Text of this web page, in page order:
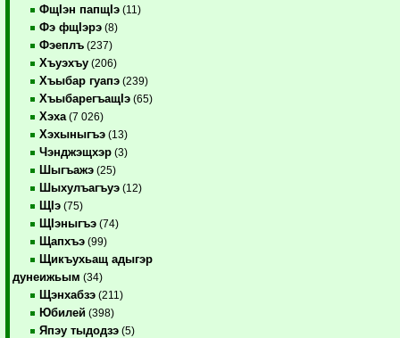
ФщIэн папщIэ (11)
Фэ фщIэрэ (8)
Фэеплъ (237)
Хъуэхъу (206)
Хъыбар гуапэ (239)
ХъыбарегъащIэ (65)
Хэха (7 026)
Хэхыныгъэ (13)
Чэнджэщхэр (3)
Шыгъажэ (25)
Шыхулъагъуэ (12)
ЩIэ (75)
ЩIэныгъэ (74)
Щапхъэ (99)
Щикъухьащ адыгэр
дунеижьым (34)
Щэнхабзэ (211)
Юбилей (398)
Япэу тыдодзэ (5)